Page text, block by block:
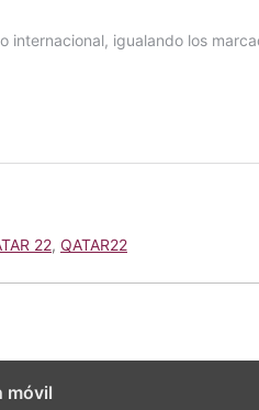
22, QATAR22
móvil